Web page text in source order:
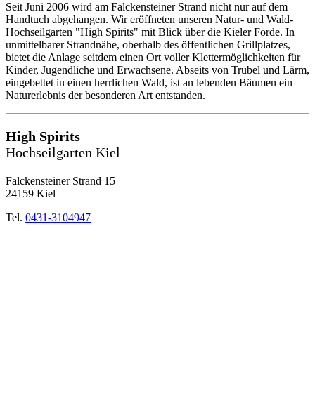
Seit Juni 2006 wird am Falckensteiner Strand nicht nur auf dem
Handtuch abgehangen. Wir eröffneten unseren Natur- und Wald-
Hochseilgarten "High Spirits" mit Blick über die Kieler Förde. In
unmittelbarer Strandnähe, oberhalb des öffentlichen Grillplatzes,
bietet die Anlage seitdem einen Ort voller Klettermöglichkeiten für
Kinder, Jugendliche und Erwachsene. Abseits von Trubel und Lärm,
eingebettet in einen herrlichen Wald, ist an lebenden Bäumen ein
Naturerlebnis der besonderen Art entstanden.
High Spirits
Hochseilgarten Kiel
Falckensteiner Strand 15
24159 Kiel
Tel. 0431-3104947